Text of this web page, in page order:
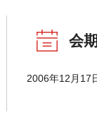
会期
2006年12月17